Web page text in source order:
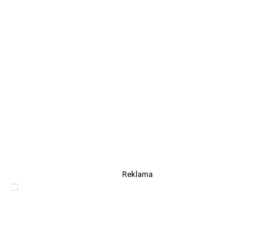
Reklama